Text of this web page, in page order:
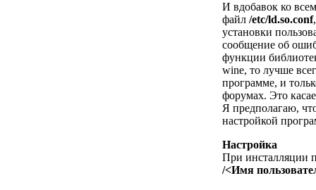
И вдобавок ко
файл/etc/ld.so.conf
установки
сообщение об
функции
wine, то лучше
программе, и
форумах. Это
Я предполагаю,
настройкой
Настройка
При инсталляции
/<Имя